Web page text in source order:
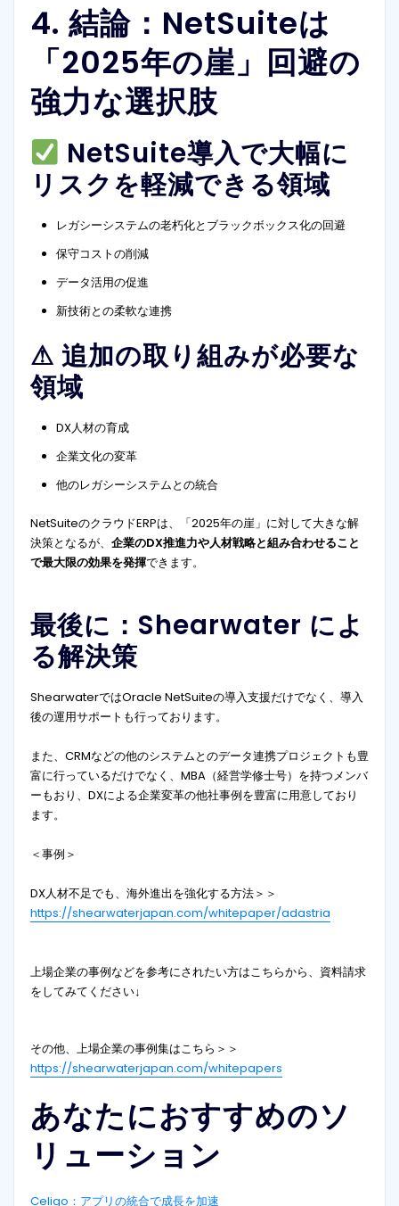
4. 結論：NetSuiteは
「2025年の崖」回避の
強力な選択肢
NetSuite導入で大幅に
リスクを軽減できる領域
レガシーシステムの老朽化とブラックボックス化の回避
保守コストの削減
データ活用の促進
新技術との柔軟な連携
⚠ 追加の取り組みが必要な
領域
DX人材の育成
企業文化の変革
他のレガシーシステムとの統合
NetSuiteのクラウドERPは、「2025年の崖」に対して大きな解
決策となるが、 企業のDX推進力や人材戦略と組み合わせること
で最大限の効果を発揮できます。
最後に：Shearwater によ
る解決策
ShearwaterではOracle NetSuiteの導入支援だけでなく、導入
後の運用サポートも行っております。
また、CRMなどの他のシステムとのデータ連携プロジェクトも豊
富に行っているだけでなく、MBA（経営学修士号）を持つメンバ
ーもおり、DXによる企業変革の他社事例を豊富に用意しており
ます。
＜事例＞
DX人材不足でも、海外進出を強化する方法＞＞
https://shearwaterjapan.com/whitepaper/adastria
上場企業の事例などを参考にされたい方はこちらから、資料請求
をしてみてください↓
その他、上場企業の事例集はこちら＞＞
https://shearwaterjapan.com/whitepapers
あなたにおすすめのソ
リューション
Celigo：アプリの統合で成長を加速